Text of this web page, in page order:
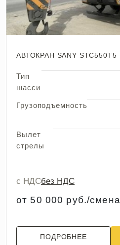
АВТОКРАН SANY STC550T5
Тип
шасси
Грузоподъемность
Вылет
стрелы
с НДСбез НДС
от 50 000 руб./смена
ПОДРОБНЕЕ